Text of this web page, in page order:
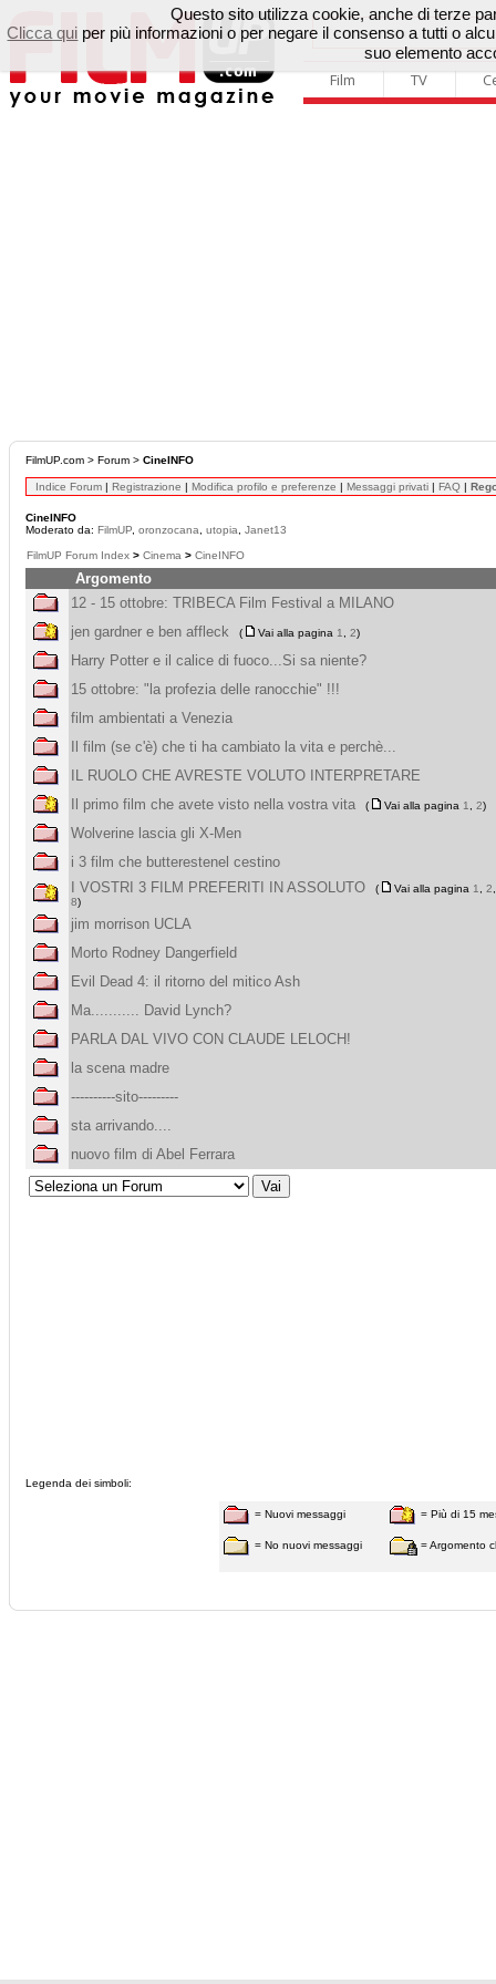
Film TV
FilmUP.com > Forum > CineINFO
Indice Forum | Registrazione | Modifica profilo e preferenze | Messaggi privati | FAQ |
CineINFO
Moderato da: FilmUP oronzocana utopia Janet13
FilmUP Forum Index > Cinema > CineINFO
Argomento
12 - 15 ottobre: TRIBECA Film Festival a MILANO
jen gardner e ben affleck
( Vai alla pagina 1 2)
Harry Potter e il calice di fuoco...Si sa niente?
15 ottobre: "la profezia delle ranocchie" !!!
film ambientati a Venezia
Il film (se c'è) che ti ha cambiato la vita e perchè...
IL RUOLO CHE AVRESTE VOLUTO INTERPRETARE
Il primo film che avete visto nella vostra vita
( Vai alla pagina 1 2)
Wolverine lascia gli X-Men
i 3 film che butterestenel cestino
I VOSTRI 3 FILM PREFERITI IN ASSOLUTO
( Vai alla pagina 1 2
8)
jim morrison UCLA
Morto Rodney Dangerfield
Evil Dead 4: il ritorno del mitico Ash
Ma........... David Lynch?
PARLA DAL VIVO CON CLAUDE LELOCH!
la scena madre
----------sito---------
sta arrivando....
nuovo film di Abel Ferrara
Legenda dei simboli:
= Nuovi messaggi
= No nuovi messaggi
= Più di 15
= Argomento
Questo sito utilizza cookie, anche di terze
Clicca qui per più informazioni o per negare il consenso a tutti o
suo elemento